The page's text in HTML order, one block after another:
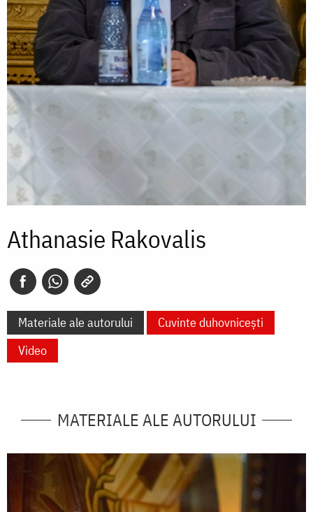
Athanasie Rakovalis
Materiale ale autorului
Cuvinte duhovnicești
Video
MATERIALE ALE AUTORULUI